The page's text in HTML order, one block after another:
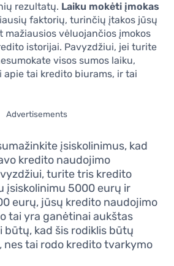
rezultatų. Laiku mokėti įmokas
faktorių, turinčių įtakos jūsų
mažiausios vėluojančios įmokos
istorijai. Pavyzdžiui, jei turite
visos sumos laiku,
apie tai kredito biurams, ir tai
Advertisements
įsiskolinimus, kad
kredito naudojimo
turite tris kredito
įsiskolinimu 5000 eurų ir
eurų, jūsų kredito naudojimo
tai yra ganėtinai aukštas
būtų, kad šis rodiklis būtų
nes tai rodo kredito tvarkymo